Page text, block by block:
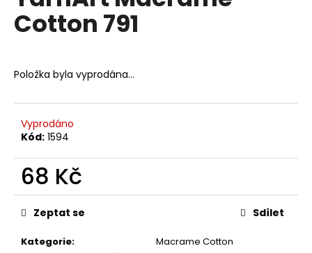
0,0
z
Cotton 791
Položka byla vyprodána…
Vyprodáno
Kód: 1594
68 Kč
Měrná
cena:
Kategorie:
Macrame Cotton
Zeptat se Sdílet
a
j
t
HLEDAT
D
o